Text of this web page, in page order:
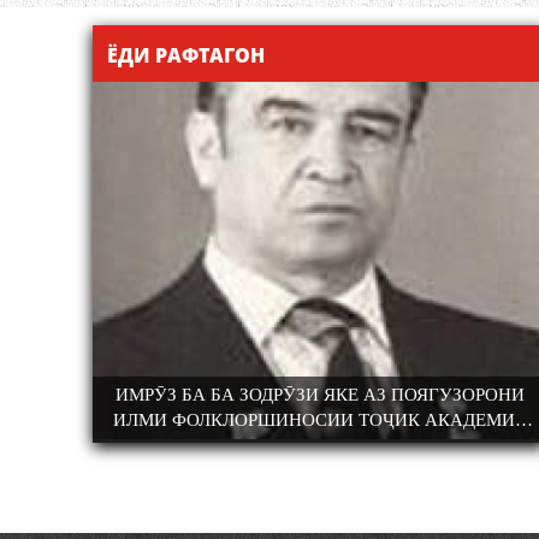
ЁДИ РАФТАГОН
ИМРӮЗ БА БА ЗОДРӮЗИ ЯКЕ АЗ ПОЯГУЗОРОНИ
ИЛМИ ФОЛКЛОРШИНОСИИ ТОҶИК АКАДЕМИК
РАҶАБ АМОНОВ САД СОЛ ПУР ШУД.
ЗАБОН ВА
РӮДАКИИ
СОЛАГИИ
КОНФЕРЕНСИЯИ ИЛМИЮ АМАЛӢ
100-СОЛАГИИ ШОИРИ ХАЛҚИИ
АМИНҶОН ШУКУҲӢ